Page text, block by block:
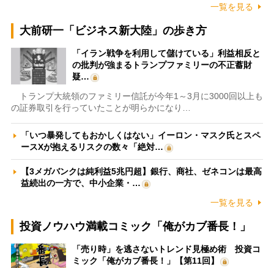
一覧を見る
大前研一「ビジネス新大陸」の歩き方
「イラン戦争を利用して儲けている」利益相反と
の批判が強まるトランプファミリーの不正蓄財
疑…
トランプ大統領のファミリー信託が今年1～3月に3000回以上も
の証券取引を行っていたことが明らかになり…
「いつ暴発してもおかしくはない」イーロン・マスク氏とスペ
ースXが抱えるリスクの数々「絶対…
【3メガバンクは純利益5兆円超】銀行、商社、ゼネコンは最高
益続出の一方で、中小企業・…
一覧を見る
投資ノウハウ満載コミック「俺がカブ番長！」
「売り時」を逃さないトレンド見極め術 投資コ
ミック「俺がカブ番長！」【第11回】